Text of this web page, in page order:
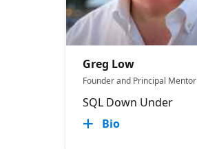
Greg Low
Founder and Principal Mentor
SQL Down Under
Bio